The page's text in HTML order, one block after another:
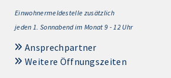
Einwohnermeldestelle zusätzlich
jeden 1. Sonnabend im Monat 9 - 12 Uhr
Ansprechpartner
Weitere Öffnungszeiten